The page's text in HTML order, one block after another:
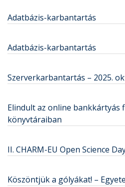
Adatbázis-karbantartás
Adatbázis-karbantartás
Szerverkarbantartás – 2025.
Elindult az online bankkártyás
könyvtáraiban
II. CHARM-EU Open Science
Köszöntjük a gólyákat! –